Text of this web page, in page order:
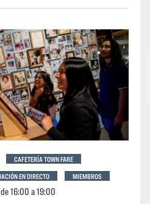
vistasvistas
de
los
16:00 a19:00
CAFETERÍA TOWN FARE
EN DIRECTO MIEMBROS